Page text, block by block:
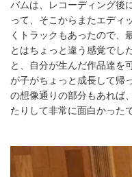
バムは、レコーディング後
って、そこからまたエディ
くトラックもあったので、
とはちょっと違う感覚でし
と、自分が生んだ作品達を
が子がちょっと成長して帰
の想像通りの部分もあれば
たりして非常に面白かったで